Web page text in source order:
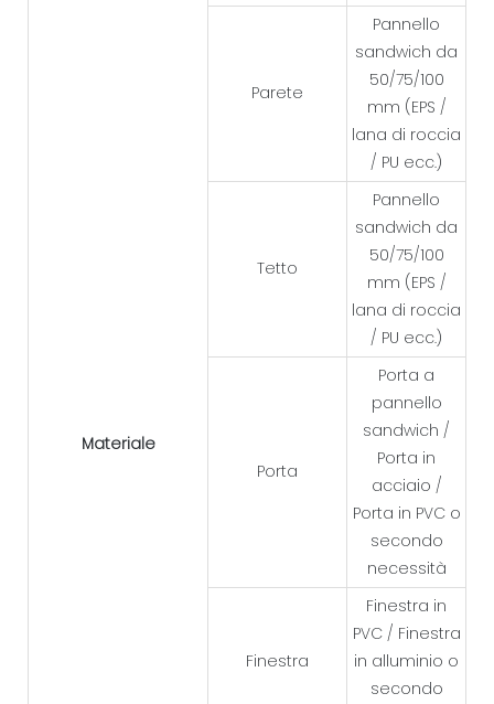
Materiale
Parete
Pannello
sandwich da
50/75/100
mm (EPS /
lana di roccia
/ PU ecc.)
Tetto
Pannello
sandwich da
50/75/100
mm (EPS /
lana di roccia
/ PU ecc.)
Porta
Porta a
pannello
sandwich /
Porta in
acciaio /
Porta in PVC o
secondo
necessità
Finestra
Finestra in
PVC / Finestra
in alluminio o
secondo